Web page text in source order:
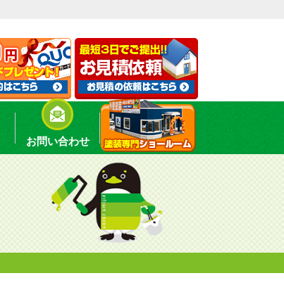
お問い合わせ